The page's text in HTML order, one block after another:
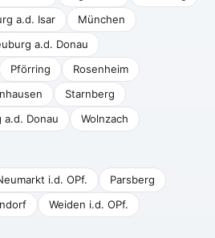
a.d. Isar
München
a.d. Donau
Pförring
Rosenheim
Starnberg
a.d. Donau Wolnzach
i.d. OPf.
Parsberg
Weiden i.d. OPf.